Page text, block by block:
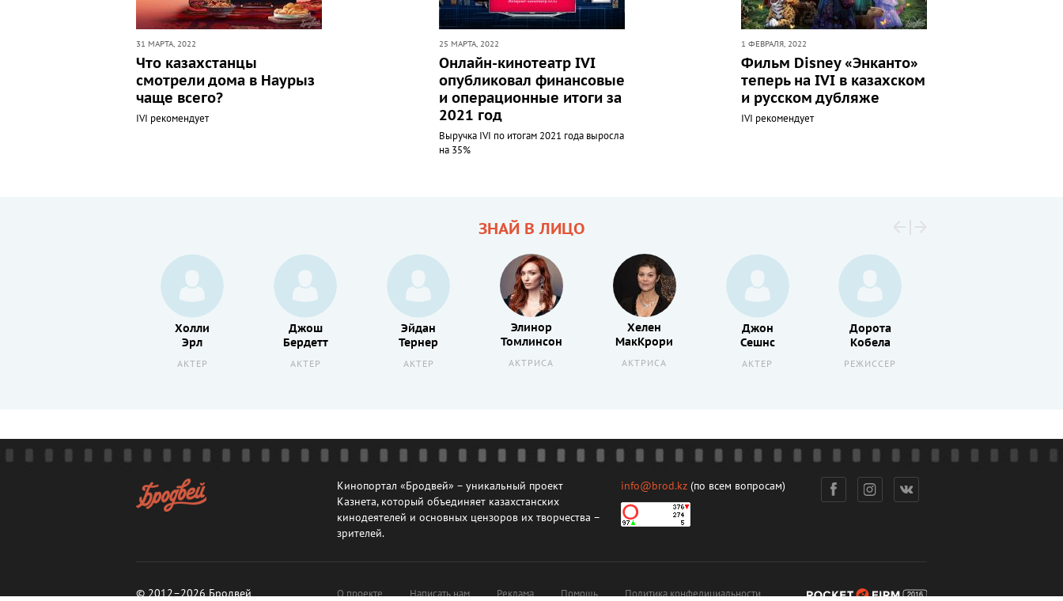
31 МАРТА, 2022
Что казахстанцы
смотрели дома в Наурыз
чаще всего?
IVI рекомендует
25 МАРТА, 2022
Онлайн-кинотеатр IVI
опубликовал финансовые
и операционные итоги за
2021 год
Выручка IVI по итогам 2021 года выросла
на 35%
1 ФЕВРАЛЯ, 2022
Фильм Disney «Энканто»
теперь на IVI в казахском
и русском дубляже
IVI рекомендует
ЗНАЙ В ЛИЦО
Холли
Эрл
АКТЕР
Джош
Бердетт
АКТЕР
Эйдан
Тернер
АКТЕР
Элинор
Томлинсон
АКТРИСА
Хелен
МакКрори
АКТРИСА
Джон
Сешнс
АКТЕР
Дорота
Кобела
РЕЖИССЕР
Кинопортал «Бродвей» – уникальный проект
Казнета, который объединяет казахстанских
кинодеятелей и основных цензоров их творчества –
зрителей.
info@brod.kz (по всем вопросам)
© 2012–2026 Бродвей О проекте Написать нам Реклама Помощь Политика конфедициальности